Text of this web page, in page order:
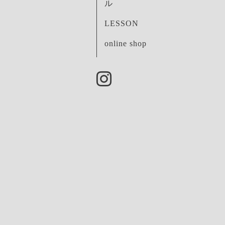
ル
LESSON
online shop